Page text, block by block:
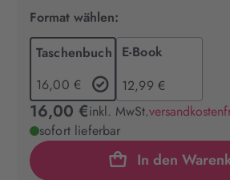
Format wählen:
Taschenbuch
16,00 €
E-Book
12,99 €
16,00 €inkl. MwSt.
sofort lieferbar
In den